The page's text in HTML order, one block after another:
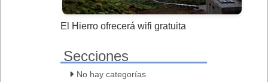
El Hierro ofrecerá wifi gratuita
Secciones
No hay categorías